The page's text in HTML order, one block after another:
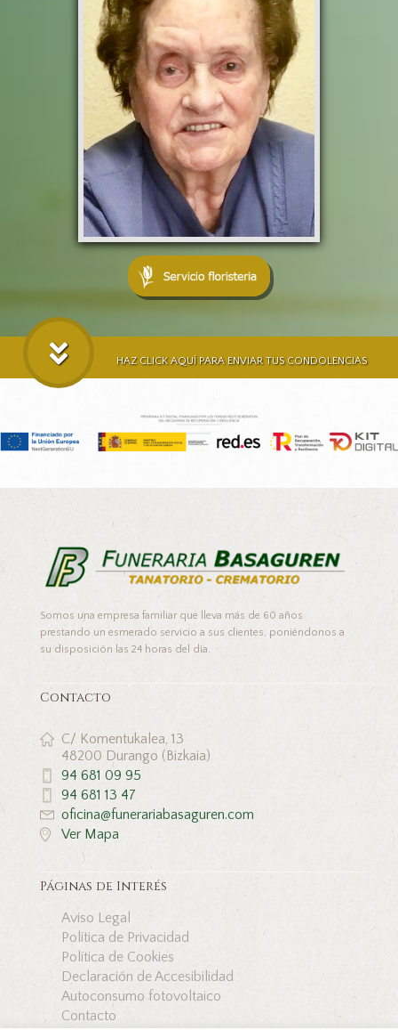
HAZ CLICK AQUÍ PARA ENVIAR TUS CONDOLENCIAS
Somos una empresa familiar que lleva más de 60 años
prestando un esmerado servicio a sus clientes, poniéndonos a
su disposición las 24 horas del día.
Contacto
C/ Komentukalea, 13
48200 Durango (Bizkaia)
94 681 09 95
94 681 13 47
oficina@funerariabasaguren.com
Ver Mapa
Páginas de Interés
Aviso Legal
Política de Privacidad
Política de Cookies
Declaración de Accesibilidad
Autoconsumo fotovoltaico
Contacto